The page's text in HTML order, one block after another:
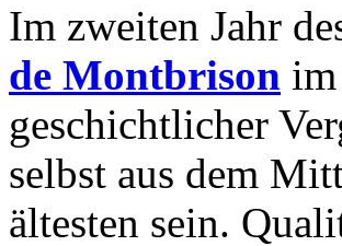
Im zweiten Jahr
de Montbrison
geschichtlicher
selbst aus dem
ältesten sein.